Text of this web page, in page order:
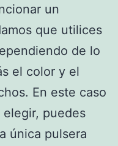
un
que utilices
de lo
el color y el
En este caso
puedes
única pulsera